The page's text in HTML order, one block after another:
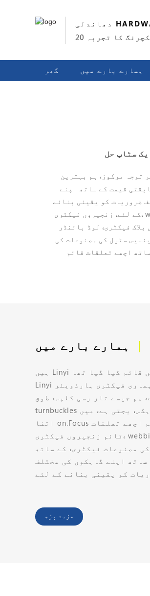
کا تجربہ
گھر ہمارے بارے میں
سٹاپ حل
توجہ مرکوز، ہم بہترین
قیمت کے ساتھ اپنے
ضروریات کو یقینی بنانے
کے لئے، زنجیروں فیکٹری، webbing کے گوفن
بلاک فیکٹری، لوڈ بائنڈر
سٹیل کی مصنوعات کی
ہمارے بارے میں
ہیں Linyi تھنڈر دھاندلی کمپنی، لمیٹڈ 1998 ء میں قائم کیا گیا تھا،
Linyi شہر، شیڈونگ صوبے میں واقع ہے. ہماری فیکٹری ہارڈویئر
ہم جیسے تار رسی کلپس، طوق،
turnbuckles کے، ہکس، بجتی ہے، میں Thimbles، آستین اور متنوع ترقی پر
اتنا on.Focus مصنوعات کی وسیع رینج، کی فراہمی، ہم اچھے تعلقات
قائم زنجیروں فیکٹری، webbing کے گوفن فیکٹری، گھرنی بلاک فیکٹری،
مصنوعات فیکٹری، کے ساتھ
اپنے گاہکوں کی مختلف
مزید پڑھ